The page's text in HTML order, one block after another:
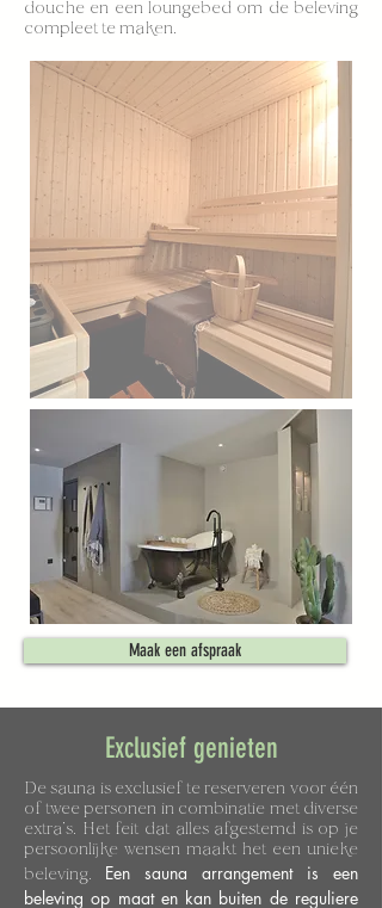
douche en een loungebed om de beleving
compleet te maken.
Maak een afspraak
Exclusief genieten
De sauna is exclusief te reserveren voor één
of twee personen in combinatie met diverse
extra’s. Het feit dat alles afgestemd is op je
persoonlijke wensen maakt het een unieke
beleving. Een sauna arrangement is een
beleving op maat en kan buiten de reguliere